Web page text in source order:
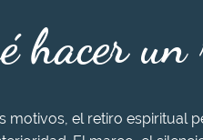
hacer
motivos, el retiro espiritual